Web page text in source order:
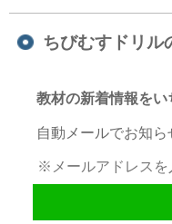
ちびむすドリル
教材の新着情報をい
自動メールでお知ら